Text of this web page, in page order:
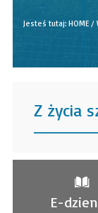
Jesteś tutaj: HOME/
Z życia
______
E-